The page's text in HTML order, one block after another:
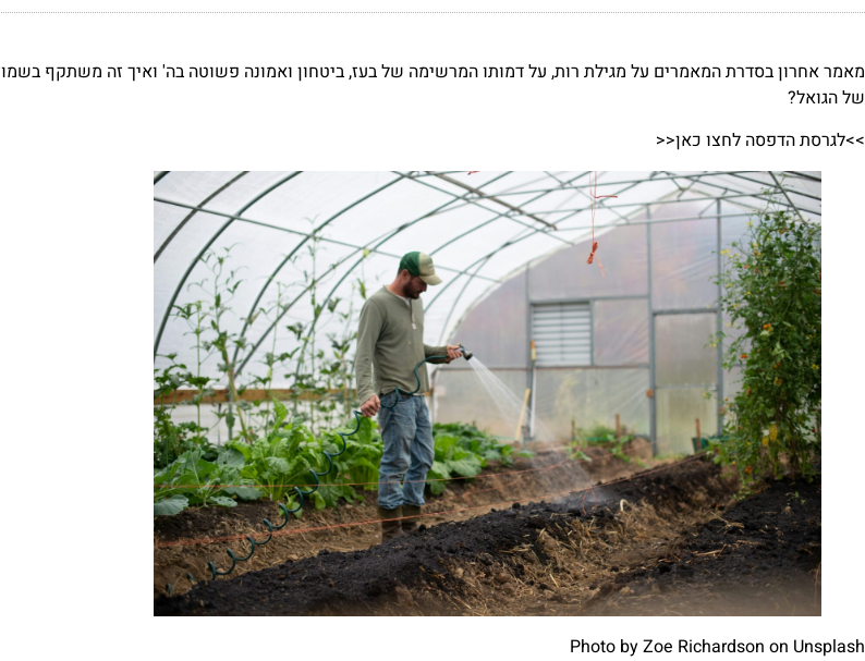
מאמר אחרון בסדרת המאמרים על מגילת רות, על דמותו המרשימה של בעז, ביטחון ואמונה פשוטה בה' ואיך זה משתקף בשמו
של הגואל?
>>לגרסת הדפסה לחצו כאן<<
Photo byZoe Richardson on Unsplash